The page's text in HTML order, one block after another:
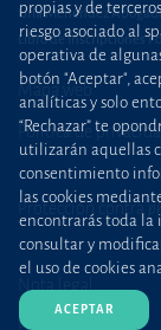
Uría Menéndez
Libro de Inscripciones
Mapa web
Política de
Protección contra
propias y de
riesgo asociado al
operativa de
botón "Aceptar",
analíticas y solo
“Rechazar” te
utilizarán aquellas
consentimiento
las cookies
encontrarás toda la
consultar y
el uso de cookies
ACEPTAR